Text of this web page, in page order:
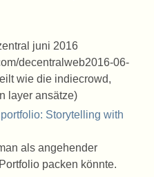
juni 2016
decentralweb2016-06-
wie die indiecrowd,
layer ansätze)
Storytelling with
als angehender
packen könnte.